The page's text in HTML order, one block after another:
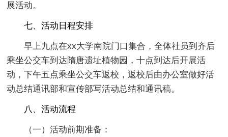
展活动。
七、活动日程安排
早上九点在xx大学南院门口集合，全体社员到齐后
乘坐公交车到达隋唐遗址植物园，十点到达后开展活
动，下午五点乘坐公交车返校，返校后由办公室做好活
动总结通讯部和宣传部写活动总结和通讯稿。
八、活动流程
（一）活动前期准备：